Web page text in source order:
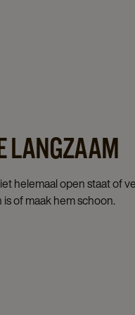
LANGZAAM
helemaal open staat of
of maak hem schoon.